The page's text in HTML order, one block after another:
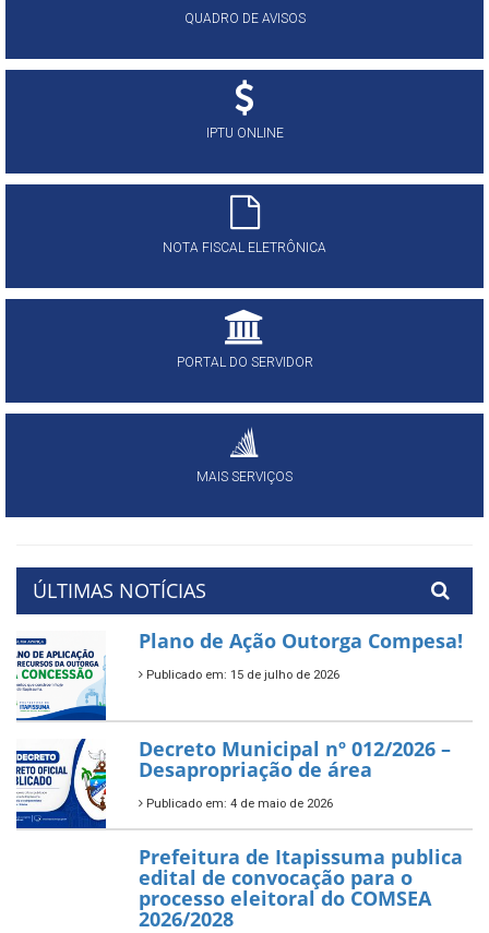
QUADRO DE AVISOS
IPTU ONLINE
NOTA FISCAL ELETRÔNICA
PORTAL DO SERVIDOR
MAIS SERVIÇOS
ÚLTIMAS NOTÍCIAS
Plano de Ação Outorga Compesa!
Publicado em: 15 de julho de 2026
Decreto Municipal nº 012/2026 –
Desapropriação de área
Publicado em: 4 de maio de 2026
Prefeitura de Itapissuma publica
edital de convocação para o
processo eleitoral do COMSEA
2026/2028